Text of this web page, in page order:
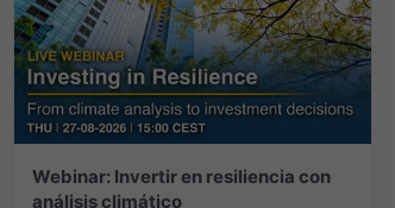
Webinar: Invertir en resiliencia con
análisis climático